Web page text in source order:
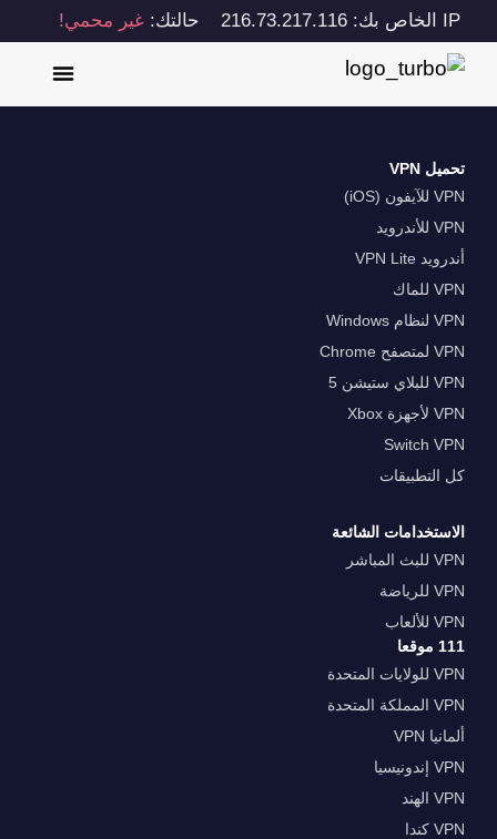
IP الخاص بك: 216.73.217.116 حالتك:غير محمي!
تحميل VPN
VPN للآيفون (iOS)
VPN للأندرويد
أندرويد VPN Lite
VPN للماك
VPN لنظام Windows
VPN لمتصفح Chrome
VPN للبلاي ستيشن 5
VPN لأجهزة Xbox
Switch VPN
كل التطبيقات
الاستخدامات الشائعة
VPN للبث المباشر
VPN للرياضة
VPN للألعاب
111 موقعا
VPN للولايات المتحدة
VPN المملكة المتحدة
ألمانيا VPN
VPN إندونيسيا
VPN الهند
VPN كندا